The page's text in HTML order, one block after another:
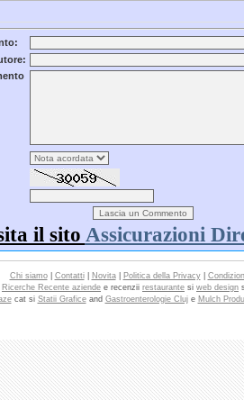
il sito Assicurazioni
Chi siamo| Contatti| Novita| Politica della Privacy|
Ricerche Recente aziende e recenzii restaurante si web design
cat si Statii Graficeand Gastroenterologie Cluje Mulch